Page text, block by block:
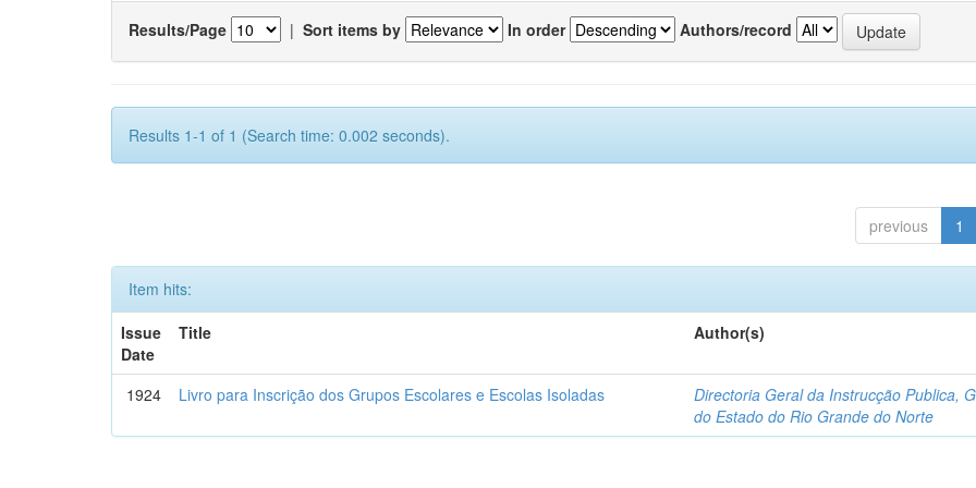
Results/Page | Sort items by In order Authors/record
Results 1-1 of 1 (Search time: 0.002 seconds).
previous 1
Item hits:
Issue
Date
Title Author(s)
1924 Livro para Inscrição dos Grupos Escolares e Escolas Isoladas
Directoria Geral da Instrucção Publica,
do Estado do Rio Grande do Norte